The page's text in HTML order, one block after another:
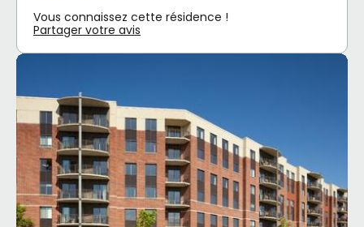
Vous connaissez cette résidence !
Partager votre avis